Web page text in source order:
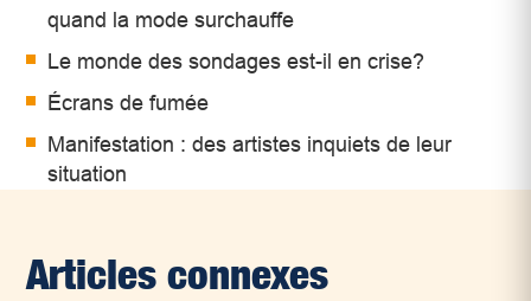
quand la mode surchauffe
Le monde des sondages est-il en crise?
Écrans de fumée
Manifestation : des artistes inquiets de leur
situation
Articles connexes